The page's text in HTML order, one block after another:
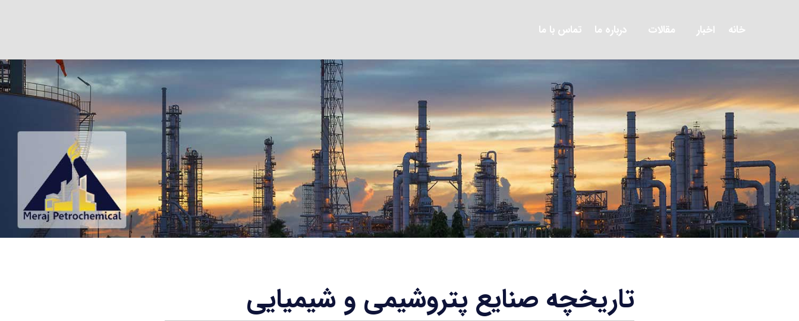
خانه اخبار مقالات درباره ما تماس با ما
تاریخچه صنایع پتروشیمی و شیمیایی